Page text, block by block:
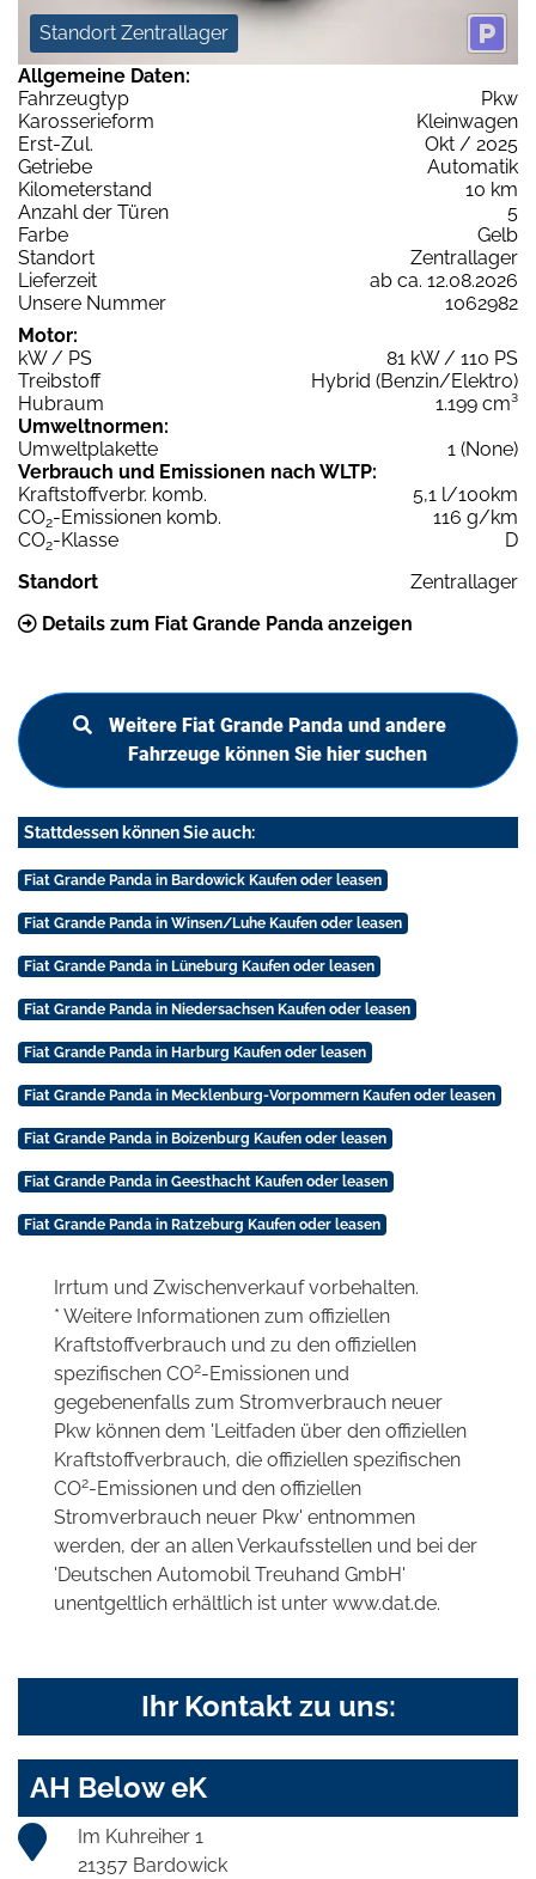
Standort Zentrallager
Allgemeine Daten:
Fahrzeugtyp
Pkw
Karosserieform
Kleinwagen
Erst-Zul.
Okt / 2025
Getriebe
Automatik
Kilometerstand
10 km
Anzahl der Türen
5
Farbe
Gelb
Standort
Zentrallager
Lieferzeit
ab ca. 12.08.2026
Unsere Nummer
1062982
Motor:
kW / PS
81 kW / 110 PS
Treibstoff
Hybrid (Benzin/Elektro)
Hubraum
1.199 cm³
Umweltnormen:
Umweltplakette
1 (None)
Verbrauch und Emissionen nach WLTP:
Kraftstoffverbr. komb.
5,1 l/100km
CO2-Emissionen komb.
116 g/km
CO2-Klasse
D
Standort
Zentrallager
Details zum Fiat Grande Panda anzeigen
Weitere Fiat Grande Panda und andere
Fahrzeuge können Sie hier suchen
Stattdessen können Sie auch:
Fiat Grande Panda in Bardowick Kaufen oder leasen
Fiat Grande Panda in Winsen/Luhe Kaufen oder leasen
Fiat Grande Panda in Lüneburg Kaufen oder leasen
Fiat Grande Panda in Niedersachsen Kaufen oder leasen
Fiat Grande Panda in Harburg Kaufen oder leasen
Fiat Grande Panda in Mecklenburg-Vorpommern Kaufen oder leasen
Fiat Grande Panda in Boizenburg Kaufen oder leasen
Fiat Grande Panda in Geesthacht Kaufen oder leasen
Fiat Grande Panda in Ratzeburg Kaufen oder leasen
Irrtum und Zwischenverkauf vorbehalten.
* Weitere Informationen zum offiziellen
Kraftstoffverbrauch und zu den offiziellen
spezifischen CO2-Emissionen und
gegebenenfalls zum Stromverbrauch neuer
Pkw können dem 'Leitfaden über den offiziellen
Kraftstoffverbrauch, die offiziellen spezifischen
CO2-Emissionen und den offiziellen
Stromverbrauch neuer Pkw' entnommen
werden, der an allen Verkaufsstellen und bei der
'Deutschen Automobil Treuhand GmbH'
unentgeltlich erhältlich ist unter www.dat.de.
Ihr Kontakt zu uns:
AH Below eK
Im Kuhreiher 1
21357 Bardowick